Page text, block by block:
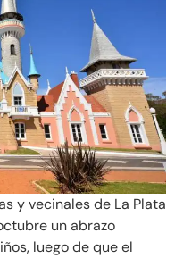
y vecinales de La Plata
un abrazo
luego de que el